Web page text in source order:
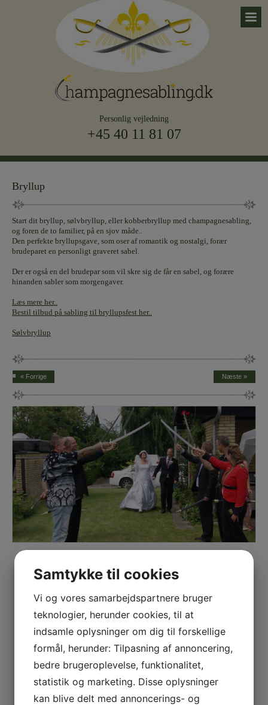
Personlig vejledning
+45 40 11 81 07
Bryllup
Start dit bryllup, sølvbryllup, eller kobberbryllup med champagnesabling,
og foren de to familier, på en sjov måde..
Den perfekte bryllupsgave, som oser af romantik og nostalgi, forær
brudeparet en personligt graveret sabel.
Der er også en del brudepar som vil skre sig de får en sabel, og forære
hinanden sabler som morgengaver.
Læs mere her..
Bestil tilbud på sabling til bryllupsfest her..
Sølvbryllup
« Forrige Næste »
Samtykke til cookies
Vi og vores samarbejdspartnere bruger
teknologier, herunder cookies, til at
indsamle oplysninger om dig til forskellige
formål, herunder: Tilpasning af annoncering,
bedre brugeroplevelse, funktionalitet,
statistik og marketing. Disse oplysninger
kan blive delt med annoncerings- og